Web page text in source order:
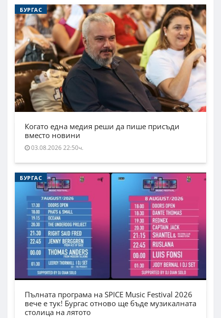
БУРГАС
Когато една медия реши да пише присъди
вместо новини
03.08.2026 22:50ч.
БУРГАС
Пълната програма на SPICE Music Festival 2026
вече е тук! Бургас отново ще бъде музикалната
столица на лятото